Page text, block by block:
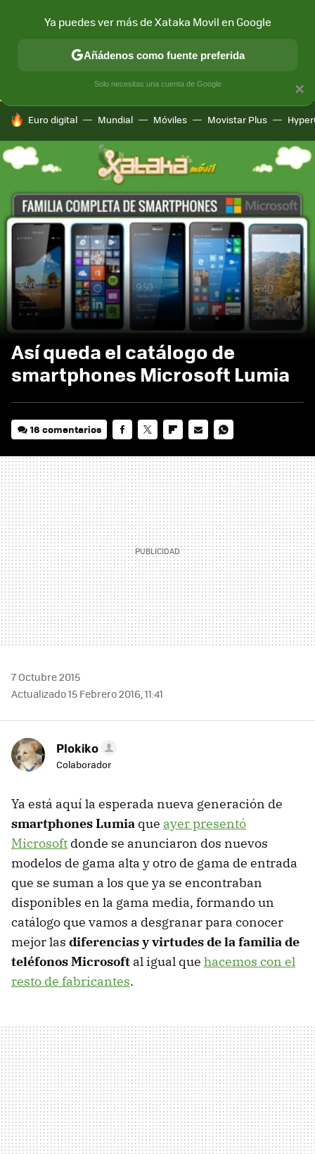
CONECTIVIDAD MÓVIL Y SOCIEDAD APLICACIONES
HOY SE HABLA DE
Euro digital Mundial Móviles Movistar Plus
Así queda el catálogo de
smartphones Microsoft Lumia
16 comentarios
MAIL
7 Octubre 2015
Actualizado 15 Febrero 2016, 11:41
Plokiko
Colaborador
Ya está aquí la esperada nueva generación de
smartphones Lumia que ayer presentó
Microsoft donde se anunciaron dos nuevos
modelos de gama alta y otro de gama de entrada
que se suman a los que ya se encontraban
disponibles en la gama media, formando un
catálogo que vamos a desgranar para conocer
mejor las diferencias y virtudes de la familia de
teléfonos Microsoft al igual que hacemos con el
resto de fabricantes.
×
Ya puedes ver más de Xataka Movil en Google
Añádenos como fuente preferida
Solo necesitas una cuenta de Google